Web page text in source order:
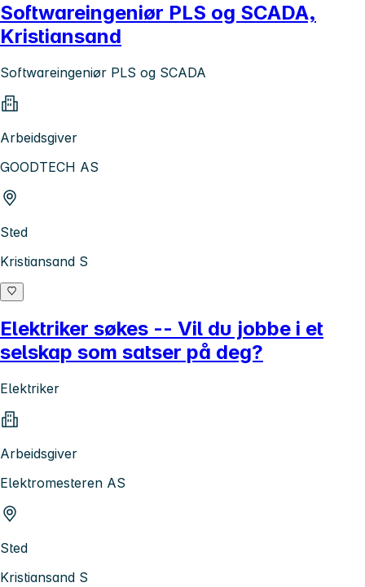
Softwareingeniør PLS og SCADA,
Kristiansand
Softwareingeniør PLS og SCADA
Arbeidsgiver
GOODTECH AS
Sted
Kristiansand S
Elektriker søkes -- Vil du jobbe i et
selskap som satser på deg?
Elektriker
Arbeidsgiver
Elektromesteren AS
Sted
Kristiansand S